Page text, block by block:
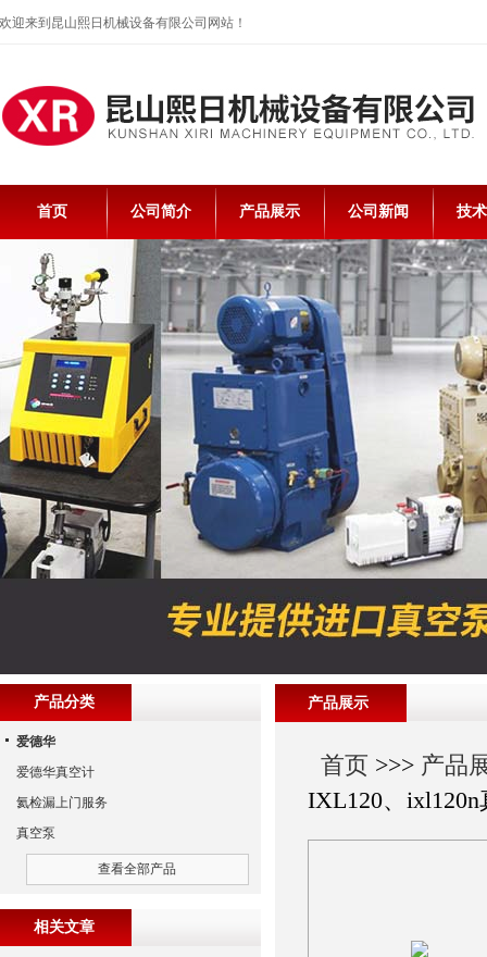
欢迎来到昆山熙日机械设备有限公司网站！
首页 公司简介 产品展示 公司新闻 技
产品展示
首页 >>> 产品
IXL120、
产品分类
爱德华
爱德华真空计
氦检漏上门服务
真空泵
查看全部产品
相关文章